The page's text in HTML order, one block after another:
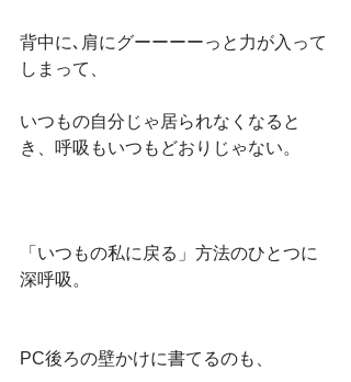
背中に､肩にグーーーーっと力が入って
しまって、
いつもの自分じゃ居られなくなると
き、呼吸もいつもどおりじゃない。
「いつもの私に戻る」方法のひとつに
深呼吸。
PC後ろの壁かけに書てるのも、